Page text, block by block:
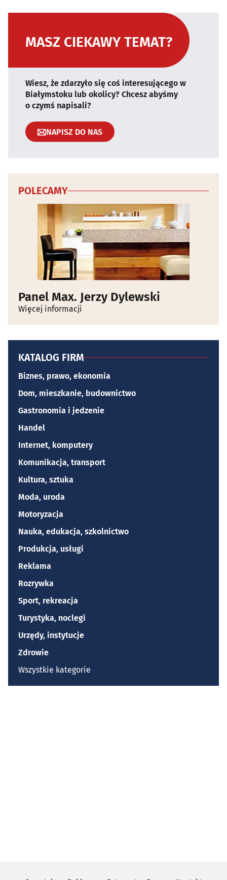
MASZ CIEKAWY TEMAT?
Wiesz, że zdarzyło się coś interesującego w
Białymstoku lub okolicy? Chcesz abyśmy
o czymś napisali?
NAPISZ DO NAS
POLECAMY
Panel Max. Jerzy Dylewski
Więcej informacji
KATALOG FIRM
Biznes, prawo, ekonomia
Dom, mieszkanie, budownictwo
Gastronomia i jedzenie
Handel
Internet, komputery
Komunikacja, transport
Kultura, sztuka
Moda, uroda
Motoryzacja
Nauka, edukacja, szkolnictwo
Produkcja, usługi
Reklama
Rozrywka
Sport, rekreacja
Turystyka, noclegi
Urzędy, instytucje
Zdrowie
Wszystkie kategorie